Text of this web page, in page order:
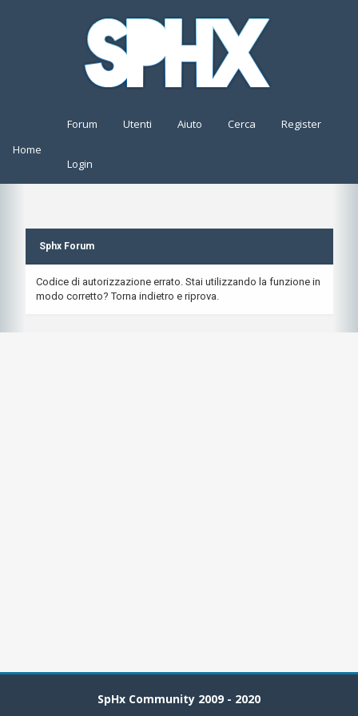
Home
Forum Utenti Aiuto Cerca Register
Login
Sphx Forum
Codice di autorizzazione errato. Stai utilizzando la funzione in
modo corretto? Torna indietro e riprova.
SpHx Community 2009 - 2020